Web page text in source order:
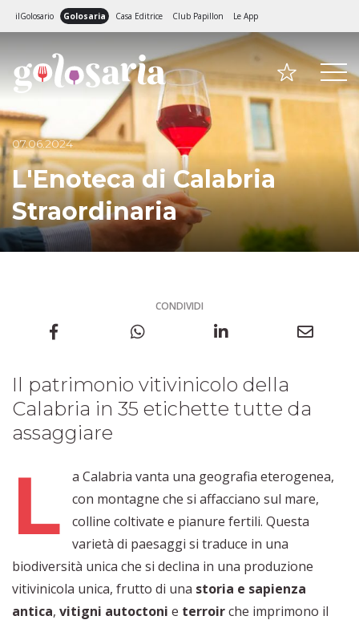
ilGolosario Golosaria Casa Editrice Club Papillon Le App
07.06.2024
L'Enoteca di Calabria
Straordinaria
CONDIVIDI
Il patrimonio vitivinicolo della
Calabria in 35 etichette tutte da
assaggiare
L
a Calabria vanta una geografia eterogenea,
con montagne che si affacciano sul mare,
colline coltivate e pianure fertili. Questa
varietà di paesaggi si traduce in una
biodiversità unica che si declina in una produzione
vitivinicola unica, frutto di una storia e sapienza
antica, vitigni autoctoni e terroirche imprimono il